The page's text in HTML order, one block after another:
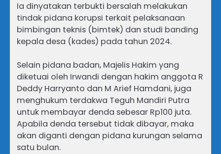
Ia dinyatakan terbukti bersalah melakukan
tindak pidana korupsi terkait pelaksanaan
bimbingan teknis (bimtek) dan studi banding
kepala desa (kades) pada tahun 2024.
Selain pidana badan, Majelis Hakim yang
diketuai oleh Irwandi dengan hakim anggota R
Deddy Harryanto dan M Arief Hamdani, juga
menghukum terdakwa Teguh Mandiri Putra
untuk membayar denda sebesar Rp100 juta.
Apabila denda tersebut tidak dibayar, maka
akan diganti dengan pidana kurungan selama
satu bulan.